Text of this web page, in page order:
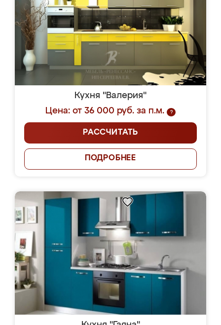
Кухня "Валерия"
Цена: от 36 000 руб. за п.м.
?
РАССЧИТАТЬ
ПОДРОБНЕЕ